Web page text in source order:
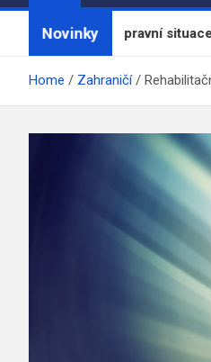
Novinky
Dopravní situace
Home Zahraničí